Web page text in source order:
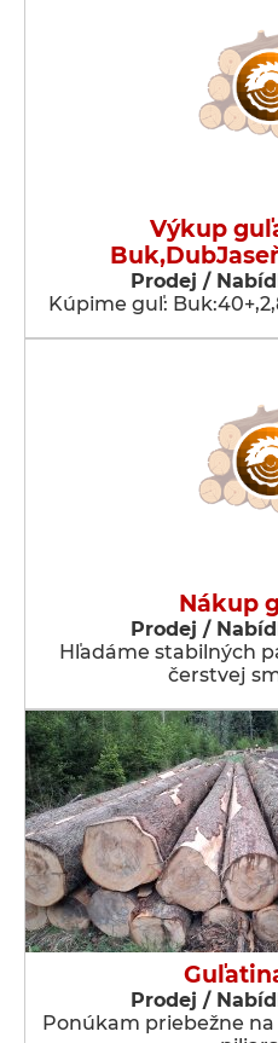
Výkup
Prodej /
Kúpime guľ:
Nákup
Prodej /
Hľadáme stabilných
čerstvej
Prodej /
Ponúkam priebežne